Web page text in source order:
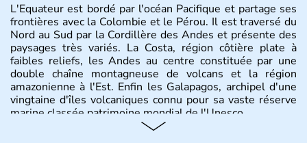
L'Equateur est bordé par l'océan Pacifique et partage ses
frontières avec la Colombie et le Pérou. Il est traversé du
Nord au Sud par la Cordillère des Andes et présente des
paysages très variés. La Costa, région côtière plate à
faibles reliefs, les Andes au centre constituée par une
double chaîne montagneuse de volcans et la région
amazonienne à l'Est. Enfin les Galapagos, archipel d'une
vingtaine d'îles volcaniques connu pour sa vaste réserve
marine classée patrimoine mondial de l'Unesco.